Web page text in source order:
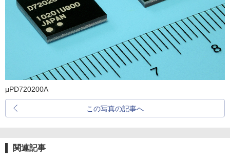
μPD720200A
この写真の記事へ
関連記事